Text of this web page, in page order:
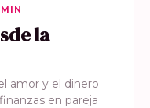
la
amor y el dinero
en pareja